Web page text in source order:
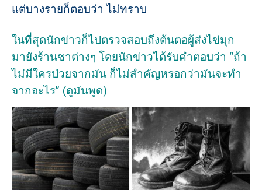
แต่บางรายก็ตอบว่า ไม่ทราบ
ในที่สุดนักข่าวก็ไปตรวจสอบถึงต้นตอผู้ส่งไข่มุก
มายังร้านชาต่างๆ โดยนักข่าวได้รับคำตอบว่า “ถ้า
ไม่มีใครป่วยจากมัน ก็ไม่สำคัญหรอกว่ามันจะทำ
จากอะไร” (ดูมันพูด)